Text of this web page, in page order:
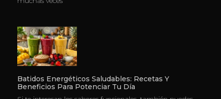
Batidos Energéticos Saludables: Recetas Y
Beneficios Para Potenciar Tu Día